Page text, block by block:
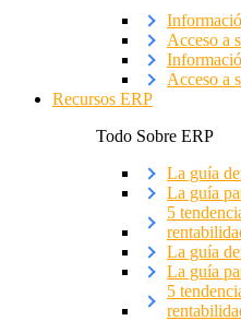
Acceso a
Acceso a
Recursos ERP
Todo Sobre ERP
La guía
La guía
5
La guía
La guía
5